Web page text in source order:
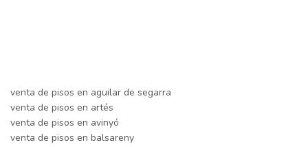
venta de pisos en aguilar de segarra
venta de pisos en artés
venta de pisos en avinyó
venta de pisos en balsareny